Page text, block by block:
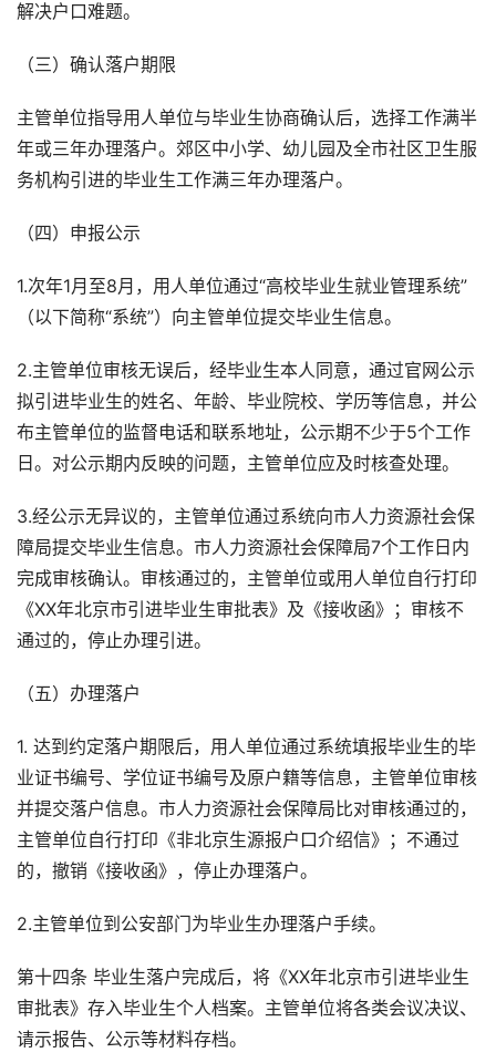
解决户口难题。
（三）确认落户期限
主管单位指导用人单位与毕业生协商确认后，选择工作满半
年或三年办理落户。郊区中小学、幼儿园及全市社区卫生服
务机构引进的毕业生工作满三年办理落户。
（四）申报公示
1.次年1月至8月，用人单位通过“高校毕业生就业管理系统”
（以下简称“系统”）向主管单位提交毕业生信息。
2.主管单位审核无误后，经毕业生本人同意，通过官网公示
拟引进毕业生的姓名、年龄、毕业院校、学历等信息，并公
布主管单位的监督电话和联系地址，公示期不少于5个工作
日。对公示期内反映的问题，主管单位应及时核查处理。
3.经公示无异议的，主管单位通过系统向市人力资源社会保
障局提交毕业生信息。市人力资源社会保障局7个工作日内
完成审核确认。审核通过的，主管单位或用人单位自行打印
《XX年北京市引进毕业生审批表》及《接收函》；审核不
通过的，停止办理引进。
（五）办理落户
1. 达到约定落户期限后，用人单位通过系统填报毕业生的毕
业证书编号、学位证书编号及原户籍等信息，主管单位审核
并提交落户信息。市人力资源社会保障局比对审核通过的，
主管单位自行打印《非北京生源报户口介绍信》；不通过
的，撤销《接收函》，停止办理落户。
2.主管单位到公安部门为毕业生办理落户手续。
第十四条 毕业生落户完成后，将《XX年北京市引进毕业生
审批表》存入毕业生个人档案。主管单位将各类会议决议、
请示报告、公示等材料存档。